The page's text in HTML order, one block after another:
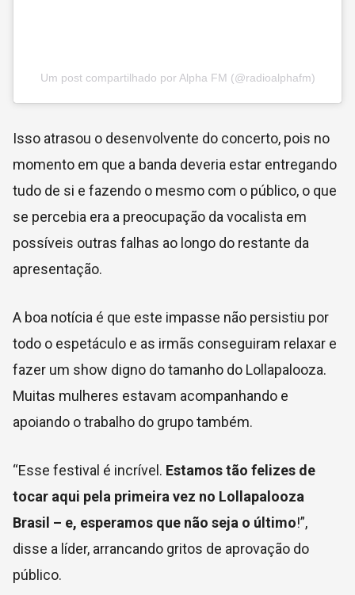
Um post compartilhado por Alpha FM (@radioalphafm)
Isso atrasou o desenvolvente do concerto, pois no
momento em que a banda deveria estar entregando
tudo de si e fazendo o mesmo com o público, o que
se percebia era a preocupação da vocalista em
possíveis outras falhas ao longo do restante da
apresentação.
A boa notícia é que este impasse não persistiu por
todo o espetáculo e as irmãs conseguiram relaxar e
fazer um show digno do tamanho do Lollapalooza.
Muitas mulheres estavam acompanhando e
apoiando o trabalho do grupo também.
“Esse festival é incrível. Estamos tão felizes de
tocar aqui pela primeira vez no Lollapalooza
Brasil – e, esperamos que não seja o último!”,
disse a líder, arrancando gritos de aprovação do
público.